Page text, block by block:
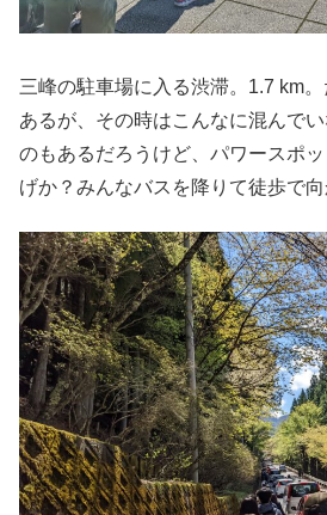
三峰の駐車場に入る渋滞。1.7 km
あるが、その時はこんなに混んで
のもあるだろうけど、パワースポ
げか？みんなバスを降りて徒歩で向